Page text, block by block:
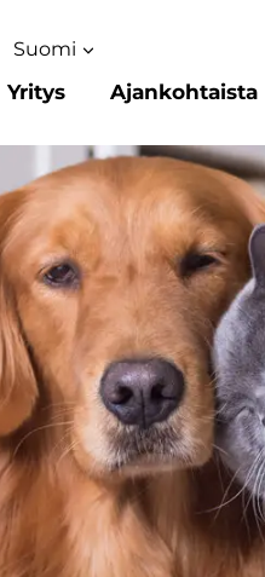
Suomi
Yritys Ajankohtaista